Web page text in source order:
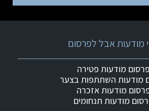
מודעות אבל לפרסום
פרסום מודעות פטירה
מודעות השתתפות בצער
מודעות אזכרה
מודעות תנחומים